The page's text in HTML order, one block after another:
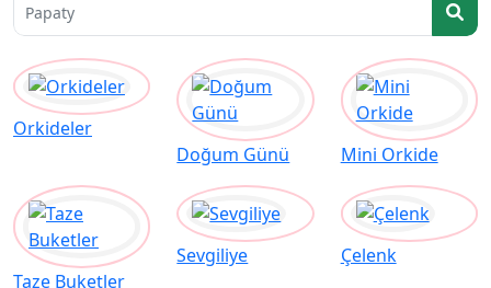
Papatya
Orkideler
Doğum Günü
Mini Orkide
Taze Buketler
Sevgiliye Çelenk